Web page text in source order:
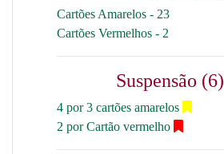
Cartões Amarelos - 23
Cartões Vermelhos - 2
Suspensão (6)
4 por 3 cartões amarelos
2 por Cartão vermelho